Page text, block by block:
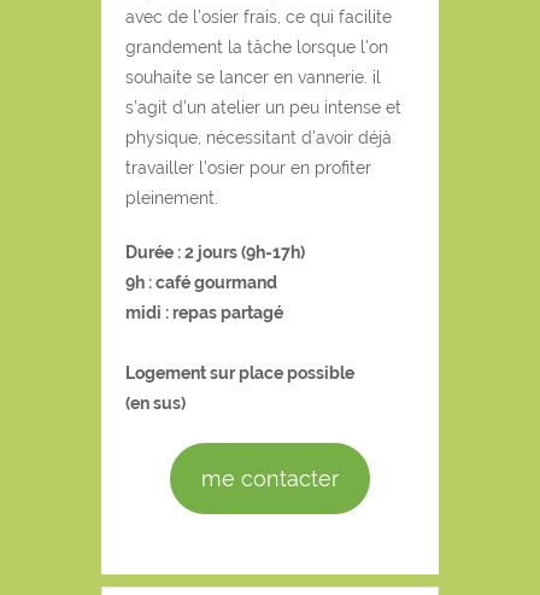
avec de l’osier frais, ce qui facilite
grandement la tâche lorsque l’on
souhaite se lancer en vannerie. il
s’agit d’un atelier un peu intense et
physique, nécessitant d’avoir déjà
travailler l’osier pour en profiter
pleinement.
Durée : 2 jours (9h-17h)
9h : café gourmand
midi : repas partagé
Logement sur place possible
(en sus)
me contacter